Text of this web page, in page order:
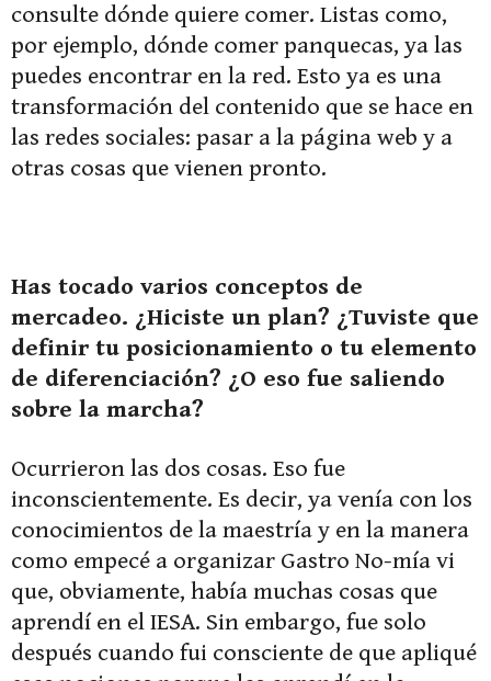
consulte dónde quiere comer. Listas como,
por ejemplo, dónde comer panquecas, ya las
puedes encontrar en la red. Esto ya es una
transformación del contenido que se hace en
las redes sociales: pasar a la página web y a
otras cosas que vienen pronto.
Has tocado varios conceptos de
mercadeo. ¿Hiciste un plan? ¿Tuviste que
definir tu posicionamiento o tu elemento
de diferenciación? ¿O eso fue saliendo
sobre la marcha?
Ocurrieron las dos cosas. Eso fue
inconscientemente. Es decir, ya venía con los
conocimientos de la maestría y en la manera
como empecé a organizar Gastro No-mía vi
que, obviamente, había muchas cosas que
aprendí en el IESA. Sin embargo, fue solo
después cuando fui consciente de que apliqué